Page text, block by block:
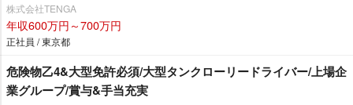
株式会社TENGA
年収600万円～700万円
正社員 / 東京都
危険物乙4&大型免許必須/大型タンクローリードライバー/上場企
業グループ/賞与&手当充実